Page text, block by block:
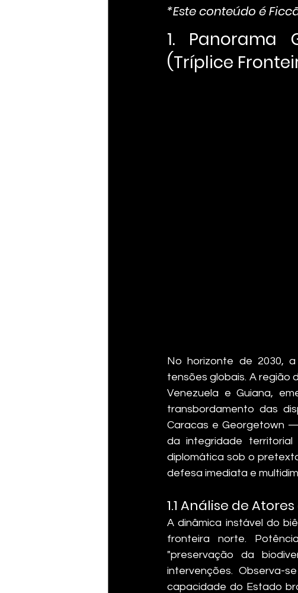
*Este conteúdo é
1. Panorama
(Tríplice
No horizonte de 2030,
tensões globais. A região
Venezuela e Guiana,
transbordamento das
Caracas e Georgetown
da integridade
diplomática sob o
defesa imediata e
1.1 Análise de
A dinâmica instável do
fronteira norte.
"preservação da
intervenções. Observa-
capacidade do Estado